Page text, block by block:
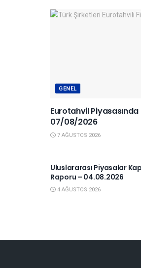
GENEL
Eurotahvil
07/08/2026
7 AĞUSTOS 2026
Uluslararası Piyasalar
Raporu – 04.08.2026
4 AĞUSTOS 2026